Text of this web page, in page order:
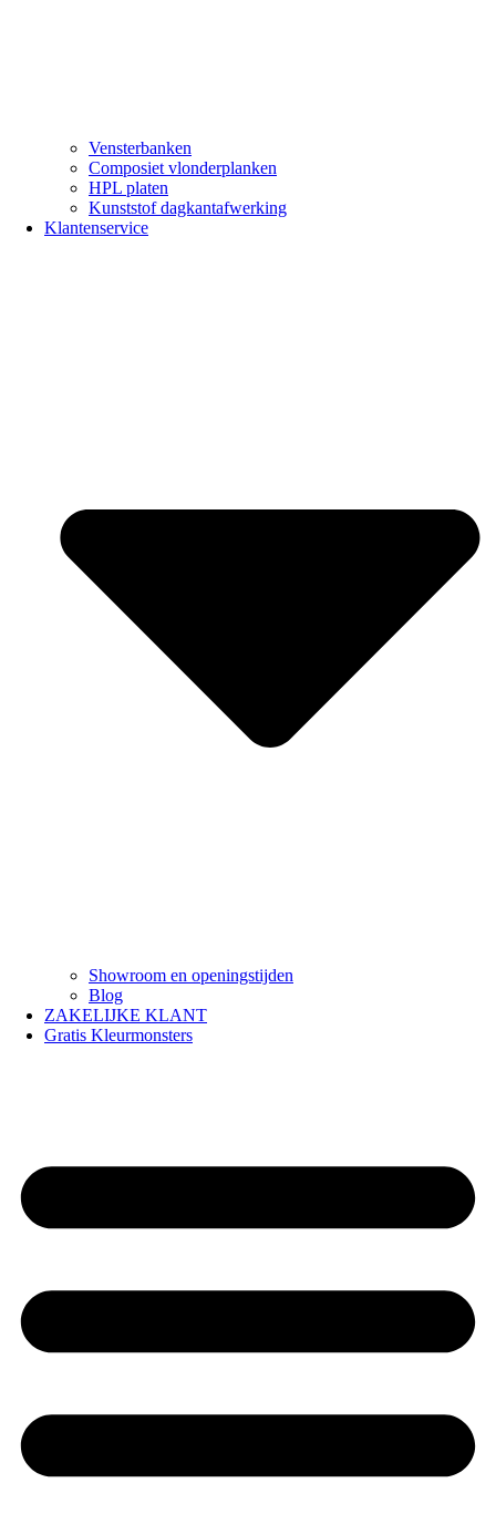
Vensterbanken
Composiet vlonderplanken
HPL platen
Kunststof dagkantafwerking
Klantenservice
Showroom en openingstijden
Blog
ZAKELIJKE KLANT
Gratis Kleurmonsters